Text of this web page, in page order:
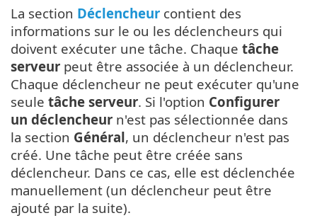
La section Déclencheur contient des
informations sur le ou les déclencheurs qui
doivent exécuter une tâche. Chaque tâche
serveur peut être associée à un déclencheur.
Chaque déclencheur ne peut exécuter qu'une
seule tâche serveur. Si l'option Configurer
un déclencheur n'est pas sélectionnée dans
la section Général, un déclencheur n'est pas
créé. Une tâche peut être créée sans
déclencheur. Dans ce cas, elle est déclenchée
manuellement (un déclencheur peut être
ajouté par la suite).